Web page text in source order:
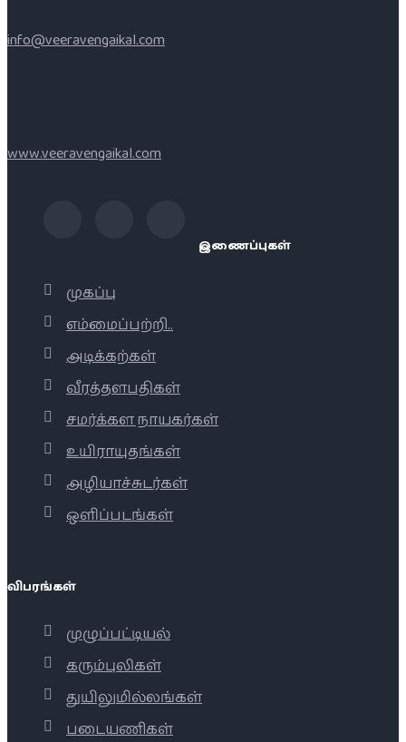
info@veeravengaikal.com
www.veeravengaikal.com
இணைப்புகள்
முகப்பு
எம்மைப்பற்றி..
அடிக்கற்கள்
வீரத்தளபதிகள்
சமர்க்கள நாயகர்கள்
உயிராயுதங்கள்
அழியாச்சுடர்கள்
ஒளிப்படங்கள்
விபரங்கள்
முழுப்பட்டியல்
கரும்புலிகள்
துயிலுமில்லங்கள்
படையணிகள்